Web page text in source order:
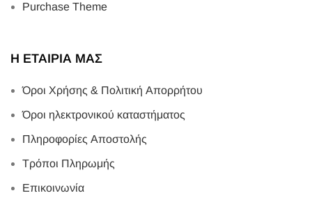
Purchase Theme
Η ΕΤΑΙΡΙΑ ΜΑΣ
Όροι Χρήσης & Πολιτική Απορρήτου
Όροι ηλεκτρονικού καταστήματος
Πληροφορίες Αποστολής
Τρόποι Πληρωμής
Επικοινωνία